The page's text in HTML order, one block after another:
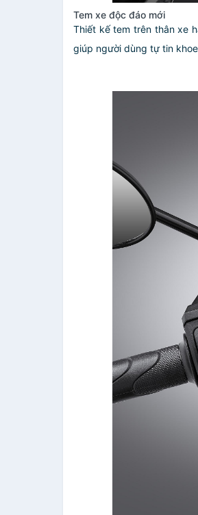
Tem xe độc đáo mới
Thiết kế tem trên thân xe
giúp người dùng tự tin